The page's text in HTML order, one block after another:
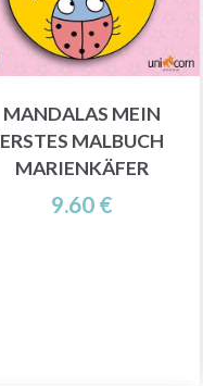
MANDALAS MEIN
ERSTES MALBUCH
MARIENKÄFER
9.60 €